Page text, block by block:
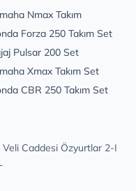
Nmax Takım
Forza 250 Takım Set
Pulsar 200 Set
Xmax Takım Set
CBR 250 Takım Set
Caddesi Özyurtlar 2-I